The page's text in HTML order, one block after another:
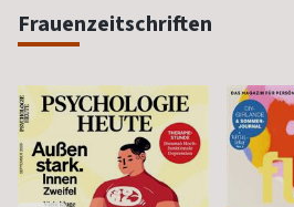
Frauenzeitschriften